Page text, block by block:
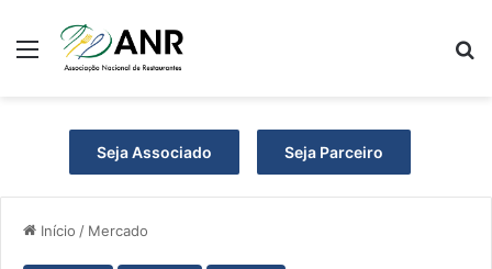
Menu
Seja Associado Seja Parceiro
Início / Mercado